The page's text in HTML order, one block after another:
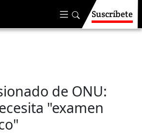
Suscríbete
de ONU:
"examen